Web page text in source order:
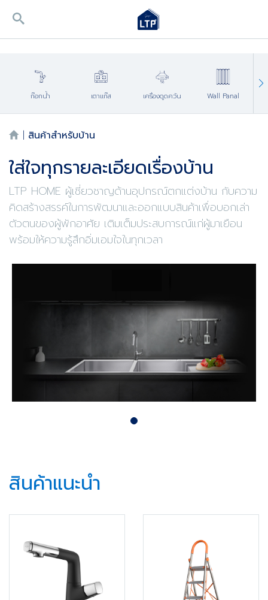
ก๊อกน้ำ เตาแก๊ส เครื่องดูดควัน Wall Panal
| สินค้าสำหรับบ้าน
ใส่ใจทุกรายละเอียดเรื่องบ้าน
LTP HOME ผู้เชี่ยวชาญด้านอุปกรณ์ตกแต่งบ้าน กับความ
คิดสร้างสรรค์ในการพัฒนาและออกแบบสินค้าเพื่อบอกเล่า
ตัวตนของผู้พักอาศัย เติมเต็มประสบการณ์แก่ผู้มาเยือน
พร้อมให้ความรู้สึกอิ่มเอมใจในทุกเวลา
สินค้าแนะนำ